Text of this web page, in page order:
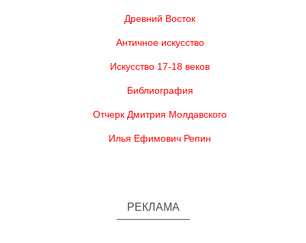
Древний Восток
Античное искусство
Искусство 17-18 веков
Библиография
Отчерк Дмитрия Молдавского
Илья Ефимович Репин
РЕКЛАМА